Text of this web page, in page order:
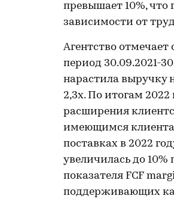
превышает 10%,
зависимости от
Агентство
период 30.09.2021-
нарастила выручку
2,3х. По итогам
расширения
имеющимся
поставках в 2022
увеличилась до 10%
показателя FCF
поддерживающих